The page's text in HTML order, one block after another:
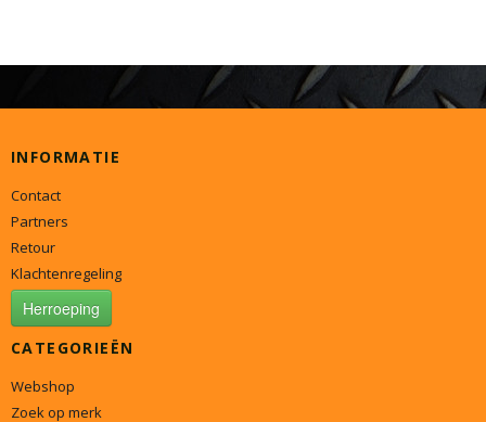
INFORMATIE
Contact
Partners
Retour
Klachtenregeling
Herroeping
CATEGORIEËN
Webshop
Zoek op merk